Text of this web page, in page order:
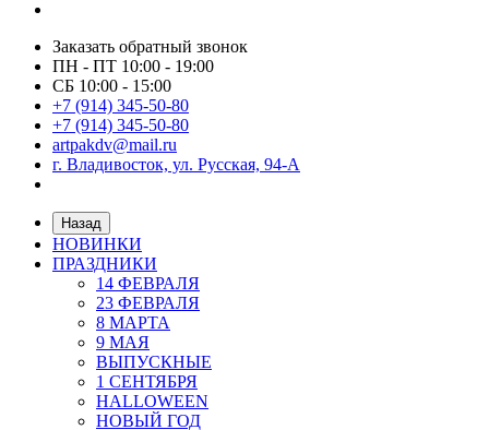
Заказать обратный звонок
ПН - ПТ 10:00 - 19:00
СБ 10:00 - 15:00
+7 (914) 345-50-80
+7 (914) 345-50-80
artpakdv@mail.ru
г. Владивосток, ул. Русская, 94-А
Назад
НОВИНКИ
ПРАЗДНИКИ
14 ФЕВРАЛЯ
23 ФЕВРАЛЯ
8 МАРТА
9 МАЯ
ВЫПУСКНЫЕ
1 СЕНТЯБРЯ
HALLOWEEN
НОВЫЙ ГОД